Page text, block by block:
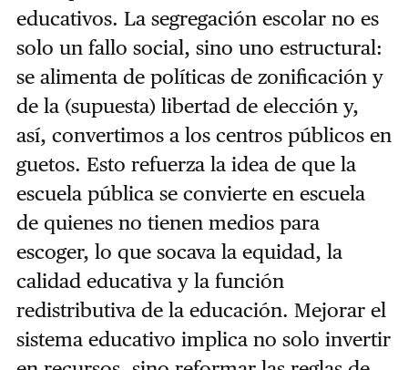
educativos. La segregación escolar no es
solo un fallo social, sino uno estructural:
se alimenta de políticas de zonificación y
de la (supuesta) libertad de elección y,
así, convertimos a los centros públicos en
guetos. Esto refuerza la idea de que la
escuela pública se convierte en escuela
de quienes no tienen medios para
escoger, lo que socava la equidad, la
calidad educativa y la función
redistributiva de la educación. Mejorar el
sistema educativo implica no solo invertir